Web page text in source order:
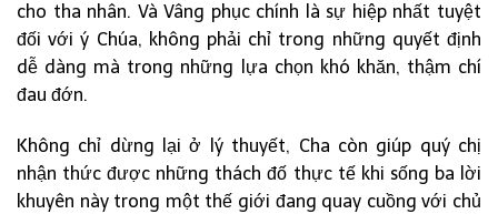
cho tha nhân. Và Vâng phục chính là sự hiệp nhất tuyệt
đối với ý Chúa, không phải chỉ trong những quyết định
dễ dàng mà trong những lựa chọn khó khăn, thậm chí
đau đớn.
Không chỉ dừng lại ở lý thuyết, Cha còn giúp quý chị
nhận thức được những thách đố thực tế khi sống ba lời
khuyên này trong một thế giới đang quay cuồng với chủ